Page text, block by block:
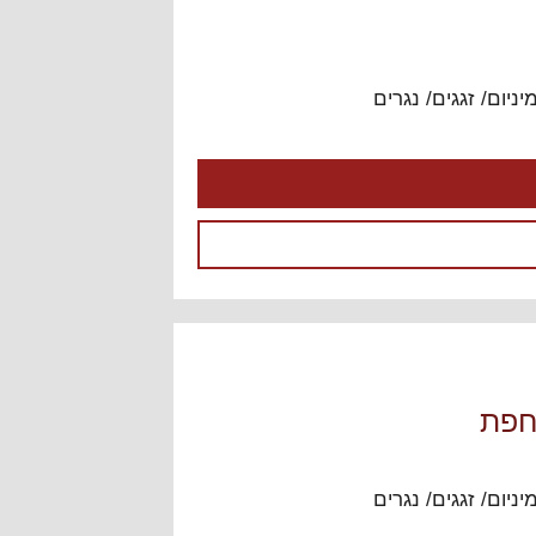
"הרשמה". לאחר מכן, חזרו לכאן
לא יכול להיות חף מטעויות. היעוץ
או אדריכלי צמוד.
לפורום
זגגים/ נגרים
זגגים/ נגרים